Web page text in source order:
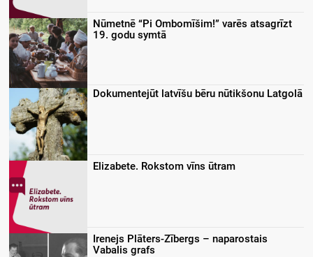
Nūmetnē “Pi Ombomīšim!” varēs atsagrīzt
19. godu symtā
Dokumentejūt latvīšu bēru nūtikšonu Latgolā
Elizabete. Rokstom vīns ūtram
Irenejs Plāters-Zībergs – naparostais
Vabalis grafs